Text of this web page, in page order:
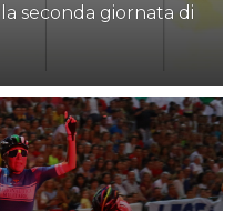
seconda giornata di